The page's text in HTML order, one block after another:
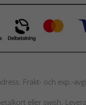
Frakt- och exp.-
eller swish.